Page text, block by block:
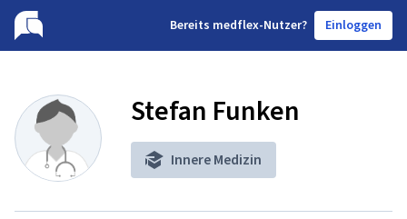
Bereits medflex-Nutzer? Einloggen
Stefan Funken
Innere Medizin